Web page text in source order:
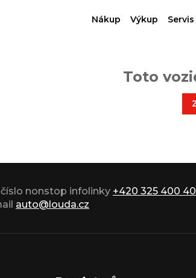
Nákup Výkup Servis
Toto
nonstop infolinky +420 325 400
auto@louda.cz